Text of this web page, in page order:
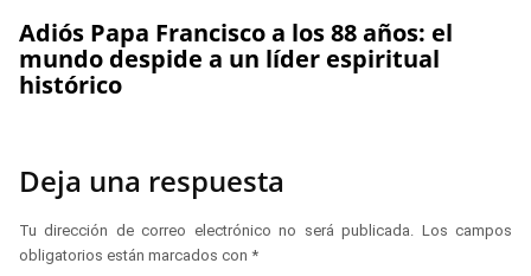
Adiós Papa Francisco a los 88 años: el
mundo despide a un líder espiritual
histórico
Deja una respuesta
Tu dirección de correo electrónico no será publicada.
Los campos
obligatorios están marcados con *